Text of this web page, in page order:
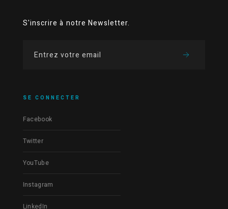
S'inscrire à notre Newsletter.
SE CONNECTER
Facebook
Twitter
YouTube
Instagram
LinkedIn